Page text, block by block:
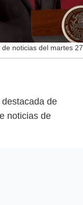
de noticias del martes
de
noticias de